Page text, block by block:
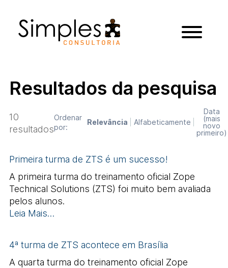
Resultados da pesquisa
10
resultados
Ordenar
por:
Relevância Alfabeticamente
Data
(mais
novo
primeiro)
Primeira turma de ZTS é um sucesso!
A primeira turma do treinamento oficial Zope
Technical Solutions (ZTS) foi muito bem avaliada
pelos alunos.
Leia Mais…
4ª turma de ZTS acontece em Brasília
A quarta turma do treinamento oficial Zope